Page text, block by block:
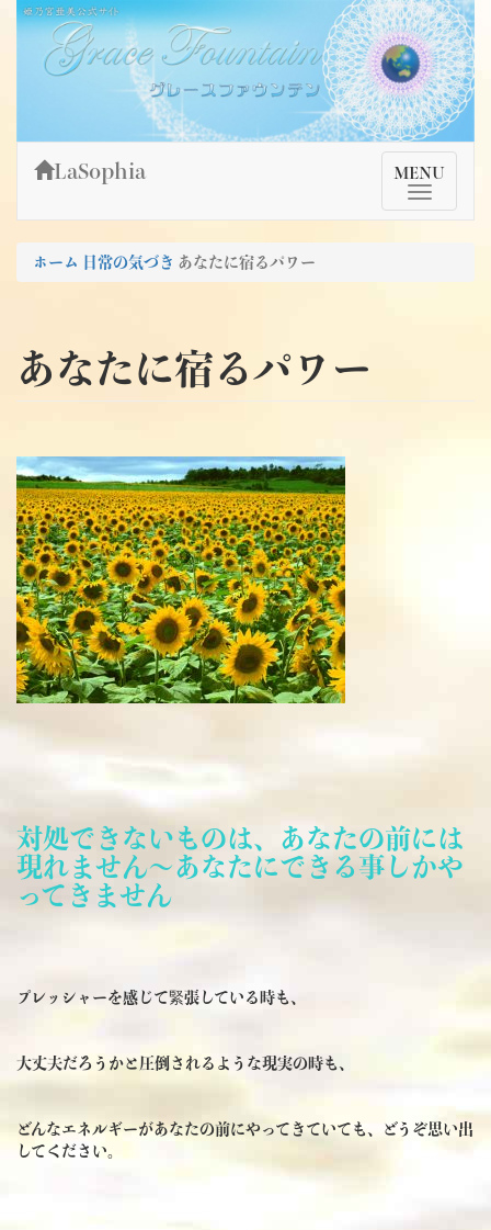
Skip
content
姫乃宮亜美公式サイト～Grace Fountain～
グレースファウンテン
TMenu
MENU
LaSophia
ホーム 日常の気づき あなたに宿るパワー
あなたに宿るパワー
対処できないものは、あなたの前には
現れません～あなたにできる事しかや
ってきません
プレッシャーを感じて緊張している時も、
大丈夫だろうかと圧倒されるような現実の時も、
どんなエネルギーがあなたの前にやってきていても、どうぞ思い出
してください。